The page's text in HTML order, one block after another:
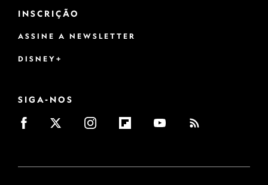
INSCRIÇÃO
ASSINE A NEWSLETTER
DISNEY+
SIGA-NOS